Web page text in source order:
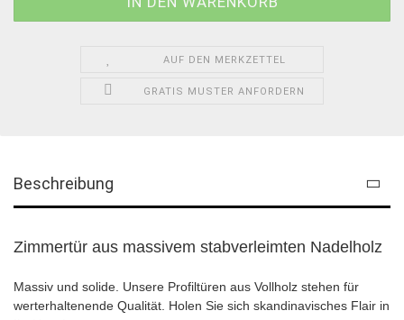
AUF DEN MERKZETTEL
GRATIS MUSTER ANFORDERN
Beschreibung
Zimmertür aus massivem stabverleimten Nadelholz
Massiv und solide. Unsere Profiltüren aus Vollholz stehen für
werterhaltenende Qualität. Holen Sie sich skandinavisches Flair in